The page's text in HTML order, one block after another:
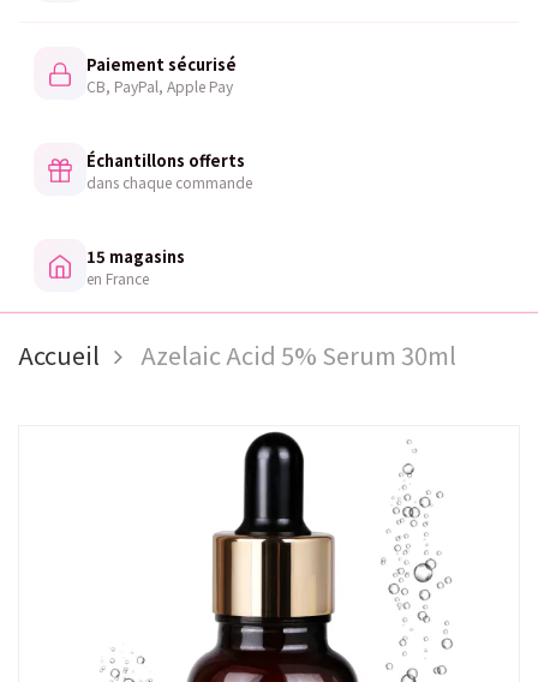
Paiement sécurisé
CB, PayPal, Apple Pay
Échantillons offerts
dans chaque commande
15 magasins
en France
Accueil Azelaic Acid 5% Serum 30ml